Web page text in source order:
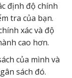
định độ chính
tra của bạn.
xác và độ
cao hơn.
của mình và
sách đó.